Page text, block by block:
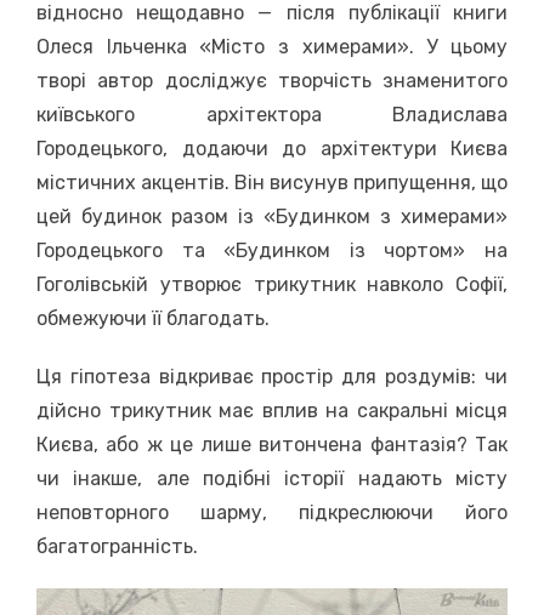
відносно нещодавно — після публікації книги
Олеся Ільченка «Місто з химерами». У цьому
творі автор досліджує творчість знаменитого
київського архітектора Владислава
Городецького, додаючи до архітектури Києва
містичних акцентів. Він висунув припущення, що
цей будинок разом із «Будинком з химерами»
Городецького та «Будинком із чортом» на
Гоголівській утворює трикутник навколо Софії,
обмежуючи її благодать.
Ця гіпотеза відкриває простір для роздумів: чи
дійсно трикутник має вплив на сакральні місця
Києва, або ж це лише витончена фантазія? Так
чи інакше, але подібні історії надають місту
неповторного шарму, підкреслюючи його
багатогранність.